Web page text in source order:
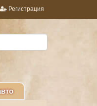
Регистрация